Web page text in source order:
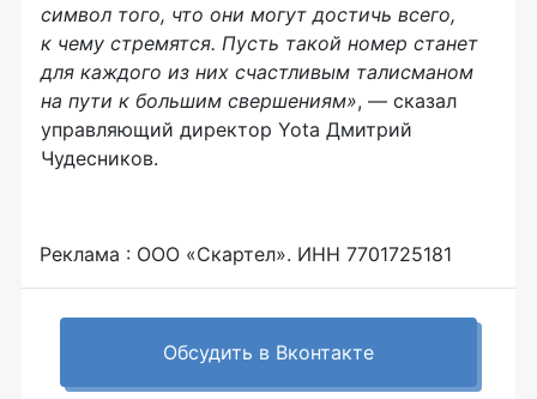
символ того, что они могут достичь всего,
к чему стремятся. Пусть такой номер станет
для каждого из них счастливым талисманом
на пути к большим свершениям», — сказал
управляющий директор Yota Дмитрий
Чудесников.
Реклама : ООО «Скартел». ИНН 7701725181
Обсудить в Вконтакте